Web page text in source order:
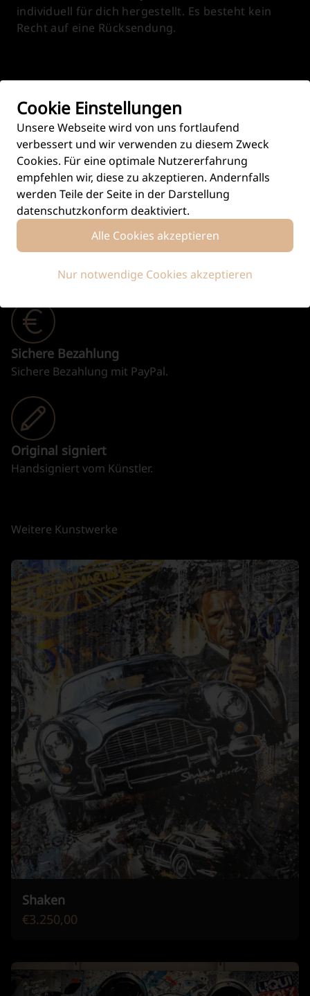
individuell für dich hergestellt. Es besteht kein
Recht auf eine Rücksendung.
HINTERGRUND ZUGET RICH OR GET OUT
Handgefertigt
Produziert in aufwändiger Handarbeit.
Sichere Bezahlung
Sichere Bezahlung mit PayPal.
Original signiert
Handsigniert vom Künstler.
Weitere Kunstwerke
Shaken
€3.250,00
Cookie Einstellungen
Unsere Webseite wird von uns fortlaufend
verbessert und wir verwenden zu diesem Zweck
Cookies. Für eine optimale Nutzererfahrung
empfehlen wir, diese zu akzeptieren. Andernfalls
werden Teile der Seite in der Darstellung
datenschutzkonform deaktiviert.
Alle Cookies akzeptieren
Nur notwendige Cookies akzeptieren